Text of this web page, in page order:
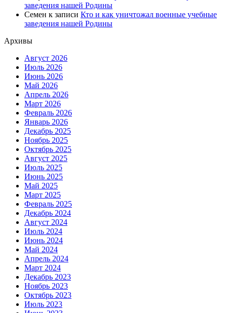
заведения нашей Родины
Семен к записи Кто и как уничтожал военные учебные
заведения нашей Родины
Архивы
Август 2026
Июль 2026
Июнь 2026
Май 2026
Апрель 2026
Март 2026
Февраль 2026
Январь 2026
Декабрь 2025
Ноябрь 2025
Октябрь 2025
Август 2025
Июль 2025
Июнь 2025
Май 2025
Март 2025
Февраль 2025
Декабрь 2024
Август 2024
Июль 2024
Июнь 2024
Май 2024
Апрель 2024
Март 2024
Декабрь 2023
Ноябрь 2023
Октябрь 2023
Июль 2023